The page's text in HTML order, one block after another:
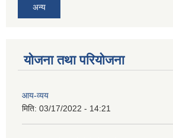
अन्य
योजना तथा परियोजना
आय-व्यय
मिति: 03/17/2022 - 14:21